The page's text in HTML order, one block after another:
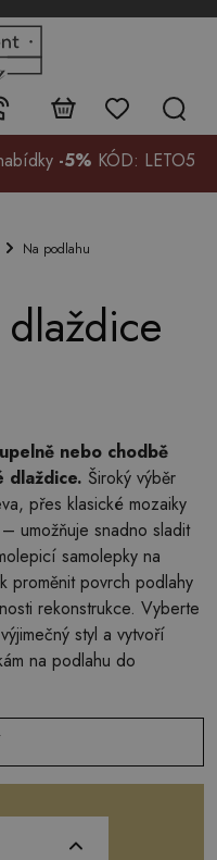
+48
99
-5% KÓD: LETO5
Na podlahu
nebo chodbě
dlaždice. Široký výběr
přes klasické mozaiky
umožňuje snadno sladit
samolepky na
proměnit povrch podlahy
rekonstrukce. Vyberte
styl a vytvoří
na podlahu do